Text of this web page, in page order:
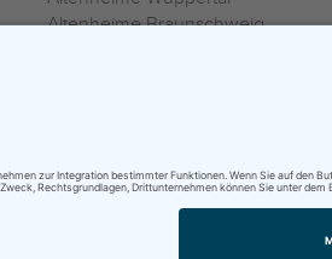
Altenheime Braunschweig